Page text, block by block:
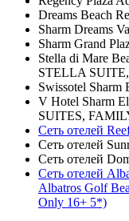
Dreams Beach
Sharm Dreams
Sharm Grand
Stella di Mare
STELLA
Swissotel Sharm
V Hotel Sharm
SUITES,
Сеть отелей
Сеть отелей
Сеть отелей
Сеть отелей
Albatros Golf
Only 16+ 5*)